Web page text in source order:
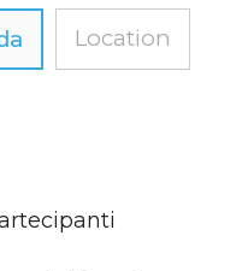
Location